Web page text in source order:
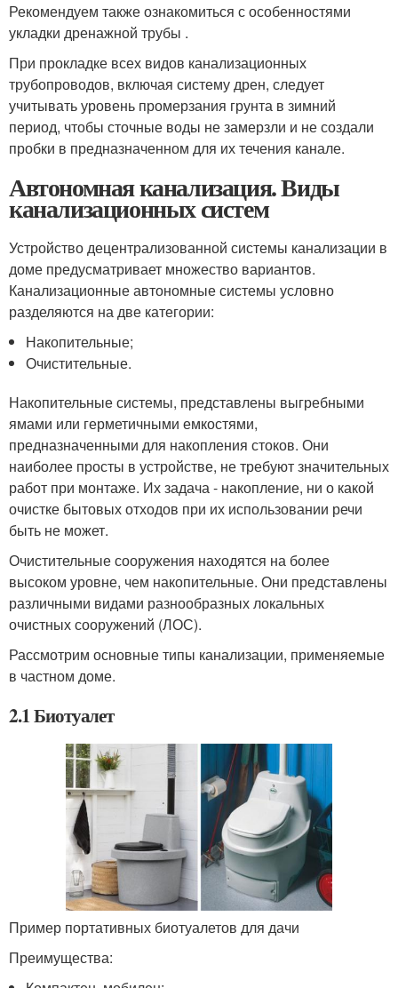
Рекомендуем также ознакомиться с особенностями
укладки дренажной трубы .
При прокладке всех видов канализационных
трубопроводов, включая систему дрен, следует
учитывать уровень промерзания грунта в зимний
период, чтобы сточные воды не замерзли и не создали
пробки в предназначенном для их течения канале.
Автономная канализация. Виды
канализационных систем
Устройство децентрализованной системы канализации в
доме предусматривает множество вариантов.
Канализационные автономные системы условно
разделяются на две категории:
Накопительные;
Очистительные.
Накопительные системы, представлены выгребными
ямами или герметичными емкостями,
предназначенными для накопления стоков. Они
наиболее просты в устройстве, не требуют значительных
работ при монтаже. Их задача - накопление, ни о какой
очистке бытовых отходов при их использовании речи
быть не может.
Очистительные сооружения находятся на более
высоком уровне, чем накопительные. Они представлены
различными видами разнообразных локальных
очистных сооружений (ЛОС).
Рассмотрим основные типы канализации, применяемые
в частном доме.
2.1 Биотуалет
Пример портативных биотуалетов для дачи
Преимущества: